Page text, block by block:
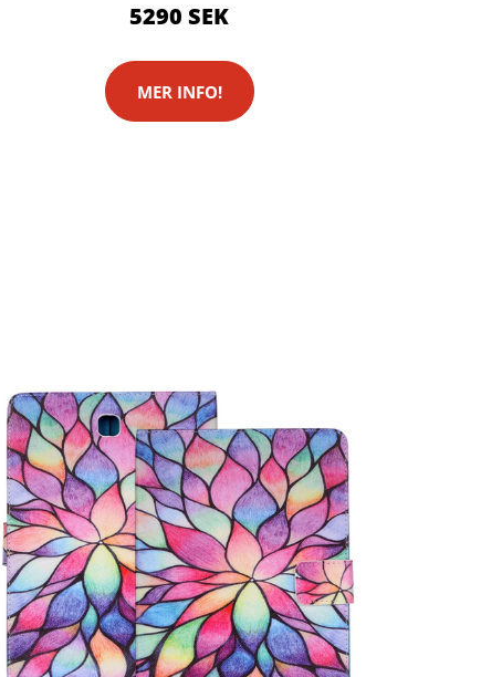
5290 SEK
MER INFO!